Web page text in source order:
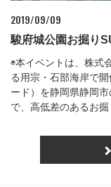
2019/09/09
駿府城公園お掘り
◉本イベントは、株式
る用宗・石部海岸で
ード）を静岡県静岡
で、高低差のあるお